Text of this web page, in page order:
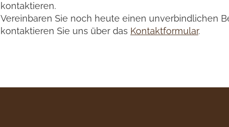
kontaktieren.
Vereinbaren Sie noch heute einen unverbindlichen
kontaktieren Sie uns über das Kontaktformular.